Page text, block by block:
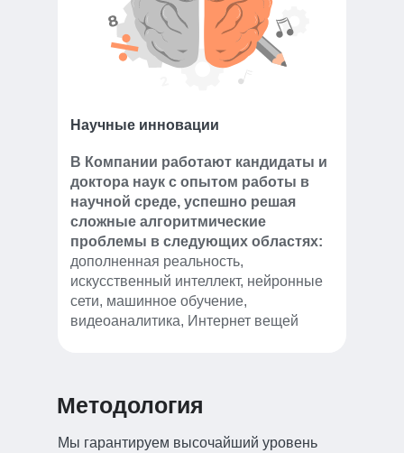
В Компании работают кандидаты и
доктора наук с опытом работы в
научной среде, успешно решая
сложные алгоритмические
проблемы в следующих областях:
дополненная реальность,
искусственный интеллект, нейронные
сети, машинное обучение,
видеоаналитика, Интернет вещей
Научные инновации
Методология
Мы гарантируем высочайший уровень